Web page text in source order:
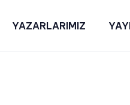
YAZARLARIMIZ